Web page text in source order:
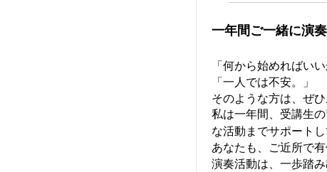
一年間ご一緒に演
「何から始めればい
「一人では不安。」
そのような方は、ぜ
私は一年間、受講生
な活動までサポートし
あなたも、ご近所で
演奏活動は、一歩踏